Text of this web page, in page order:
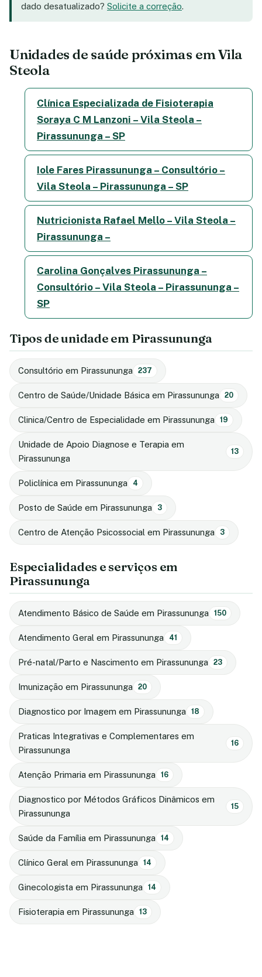
dado desatualizado? Solicite a correção.
Unidades de saúde próximas em Vila
Steola
Clínica Especializada de Fisioterapia
Soraya C M Lanzoni – Vila Steola –
Pirassununga – SP
Iole Fares Pirassununga – Consultório –
Vila Steola – Pirassununga – SP
Nutricionista Rafael Mello – Vila Steola –
Pirassununga –
Carolina Gonçalves Pirassununga –
Consultório – Vila Steola – Pirassununga –
SP
Tipos de unidade em Pirassununga
Consultório em Pirassununga 237
Centro de Saúde/Unidade Básica em Pirassununga 20
Clinica/Centro de Especialidade em Pirassununga 19
Unidade de Apoio Diagnose e Terapia em
Pirassununga
13
Policlínica em Pirassununga 4
Posto de Saúde em Pirassununga 3
Centro de Atenção Psicossocial em Pirassununga 3
Especialidades e serviços em
Pirassununga
Atendimento Básico de Saúde em Pirassununga 150
Atendimento Geral em Pirassununga 41
Pré-natal/Parto e Nascimento em Pirassununga 23
Imunização em Pirassununga 20
Diagnostico por Imagem em Pirassununga 18
Praticas Integrativas e Complementares em
Pirassununga
16
Atenção Primaria em Pirassununga 16
Diagnostico por Métodos Gráficos Dinâmicos em
Pirassununga
15
Saúde da Família em Pirassununga 14
Clínico Geral em Pirassununga 14
Ginecologista em Pirassununga 14
Fisioterapia em Pirassununga 13